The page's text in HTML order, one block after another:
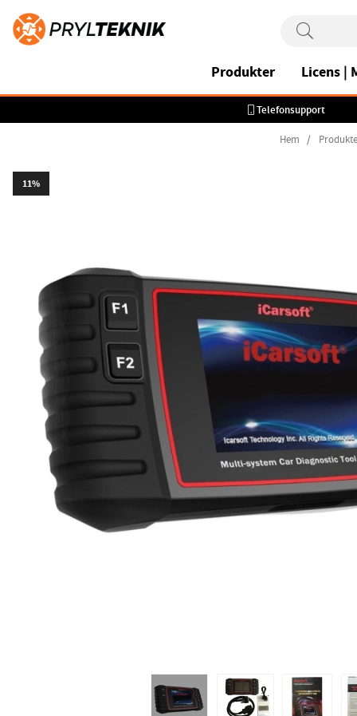
Telefonsupport
Produkter Licens |
Hem
11